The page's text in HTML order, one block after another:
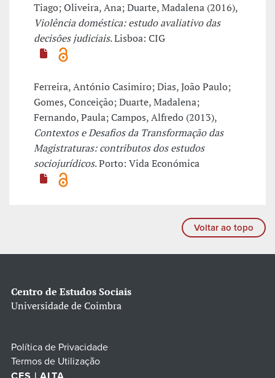
Tiago; Oliveira, Ana; Duarte, Madalena (2016),
Violência doméstica: estudo avaliativo das
decisões judiciais. Lisboa: CIG
Ferreira, António Casimiro; Dias, João Paulo;
Gomes, Conceição; Duarte, Madalena;
Fernando, Paula; Campos, Alfredo (2013),
Contextos e Desafios da Transformação das
Magistraturas: contributos dos estudos
sociojurídicos. Porto: Vida Económica
Voltar ao topo
Centro de Estudos Sociais
Universidade de Coimbra
Política de Privacidade
Termos de Utilização